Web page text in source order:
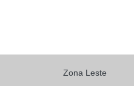
Zona Leste